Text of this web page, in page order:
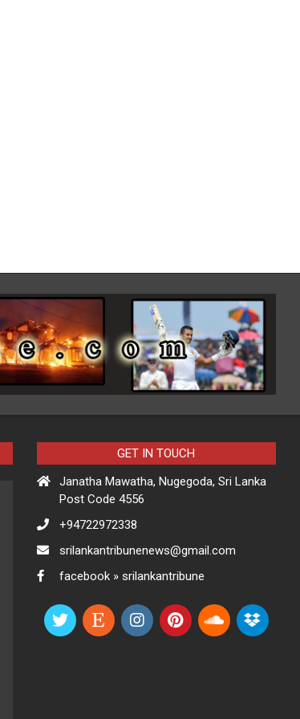
GET IN TOUCH
Janatha Mawatha, Nugegoda, Sri Lanka
Post Code 4556
+94722972338
srilankantribunenews@gmail.com
facebook » srilankantribune